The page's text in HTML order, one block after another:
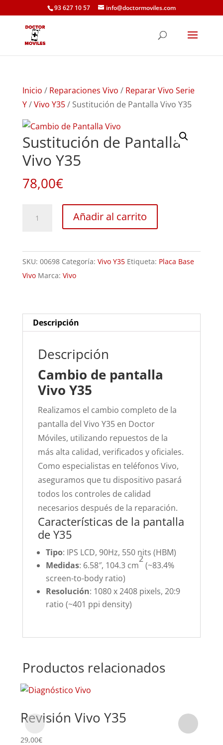
93 627 10 57 info@doctormoviles.com
Inicio / Reparaciones Vivo / Reparar Vivo Serie
Y/Vivo Y35/ Sustitución de Pantalla Vivo Y35
Sustitución de Pantalla
Vivo Y35
78,00€
Vivo
Y35
cantidad
Añadir al carrito
SKU: 00698 Categoría: Vivo Y35 Etiqueta: Placa Base
Vivo Marca: Vivo
Descripción
Descripción
Cambio de pantalla
Vivo Y35
Realizamos el cambio completo de la
pantalla del Vivo Y35 en Doctor
Móviles, utilizando repuestos de la
más alta calidad, verificados y oficiales.
Como especialistas en teléfonos Vivo,
aseguramos que tu dispositivo pasará
todos los controles de calidad
necesarios después de la reparación.
Características de la pantalla
de Y35
Tipo: IPS LCD, 90Hz, 550 nits (HBM)
Medidas: 6.58″, 104.3 cm
2
(~83.4%
screen-to-body ratio)
Resolución: 1080 x 2408 pixels, 20:9
ratio (~401 ppi density)
Productos relacionados
Revisión Vivo Y35
29,00€